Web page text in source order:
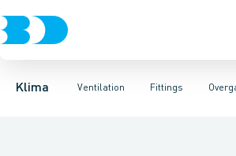
Klima Ventilation
Ventilation VarmepumperEl
Fittings
Fittings RørSlangerSpjældLyddæmpere
RørBøjninger 90gr.Bøjninger 60gr.